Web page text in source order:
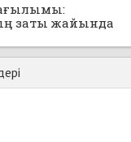
заты жайында